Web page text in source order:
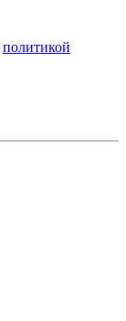
политикой